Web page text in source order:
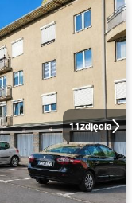
11zdjęcia